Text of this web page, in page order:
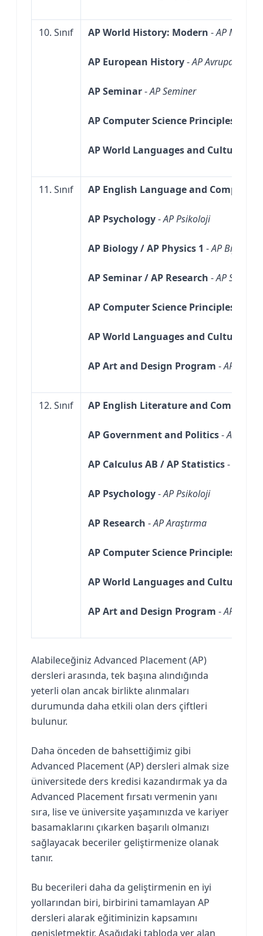
10. Sınıf AP World History: Modern -AP
AP European History-AP Avrupa Tarihi
AP Seminar-AP Seminer
AP Computer Science Principles
AP World Languages and Cultures
11. Sınıf AP English Language and
AP Psychology-AP Psikoloji
AP Biology / AP Physics 1 -AP Biyoloji
AP Seminar / AP Research -AP
AP Computer Science Principles
AP World Languages and Cultures
AP Art and Design Program -AP Sanat
12. Sınıf AP English Literature and
AP Government and Politics-AP
AP Calculus AB / AP Statistics-
AP Psychology-AP Psikoloji
AP Research -AP Araştırma
AP Computer Science Principles / AP
AP World Languages and Cultures
AP Art and Design Program -AP Sanat
Alabileceğiniz Advanced Placement (AP)
dersleri arasında, tek başına alındığında
yeterli olan ancak birlikte alınmaları
durumunda daha etkili olan ders çiftleri
bulunur.
Daha önceden de bahsettiğimiz gibi
Advanced Placement (AP) dersleri almak size
üniversitede ders kredisi kazandırmak ya da
Advanced Placement fırsatı vermenin yanı
sıra, lise ve üniversite yaşamınızda ve kariyer
basamaklarını çıkarken başarılı olmanızı
sağlayacak beceriler geliştirmenize olanak
tanır.
Bu becerileri daha da geliştirmenin en iyi
yollarından biri, birbirini tamamlayan AP
dersleri alarak eğitiminizin kapsamını
genişletmektir. Aşağıdaki tabloda yer alan